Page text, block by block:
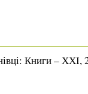
Книги – ХХІ,